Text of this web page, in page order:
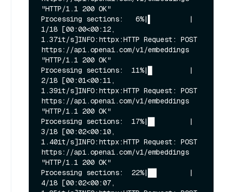
"HTTP/1.1 200 OK"
Processing sections:   6%|▌         |
1/18 [00:00<00:12,
1.37it/s]INFO:httpx:HTTP Request: POST
https://api.openai.com/v1/embeddings
"HTTP/1.1 200 OK"
Processing sections:  11%|█         |
2/18 [00:01<00:11,
1.39it/s]INFO:httpx:HTTP Request: POST
https://api.openai.com/v1/embeddings
"HTTP/1.1 200 OK"
Processing sections:  17%|█▋        |
3/18 [00:02<00:10,
1.40it/s]INFO:httpx:HTTP Request: POST
https://api.openai.com/v1/embeddings
"HTTP/1.1 200 OK"
Processing sections:  22%|██▏       |
4/18 [00:02<00:07,